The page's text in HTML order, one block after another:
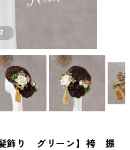
髪飾り グリーン】袴 振